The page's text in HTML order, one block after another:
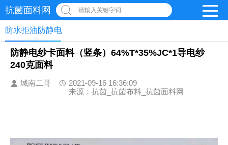
抗菌面料网 请输入关键字词
防水拒油防静电
​防静电纱卡面料（竖条）64%T*35%JC*1导电纱
240克面料
城南二哥
2021-09-16 16:36:09
来源：抗菌_抗菌布料_抗菌面料网